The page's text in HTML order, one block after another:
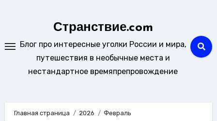
Странствие.com
Блог про интересные уголки России и мира,
путешествия в необычные места и
нестандартное времяпрепровождение
Главная страница 2026 Февраль